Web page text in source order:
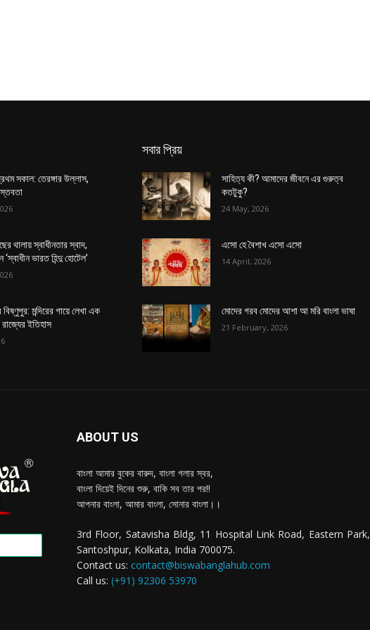
সকাল: তেরঙ্গার উল্লাস,
থালায় স্বাধীনতার স্বাদ,
ভারত হিন্দু হোটেল’
মন্দিরের গায়ে লেখা এক
রাজ্যের ইতিহাস
সবার প্রিয়
সাহিত্য কী? আমাদের জীবনে এর গুরুত্ব
কতটুকু?
24 May, 2026
এসো হে বৈশাখ এসো এসো
14 April, 2026
মোদের গরব মোদের আশা আ মরি বাংলা ভাষা
21 February, 2026
ABOUT US
বাংলা আমার বুকের বারুদ, বাংলা গলার স্বর,
বাংলা দিয়েই দিনের শুরু, বাকি সব তার পর!!
আপনার বাংলা, আমার বাংলা, সোনার বাংলা।।
3rd Floor, Satavisha Bldg, 11 Hospital Link Road, Eastern Park,
Santoshpur, Kolkata, India 700075.
Contact us: contact@biswabanglahub.com
Call us: (+91) 92306 53970